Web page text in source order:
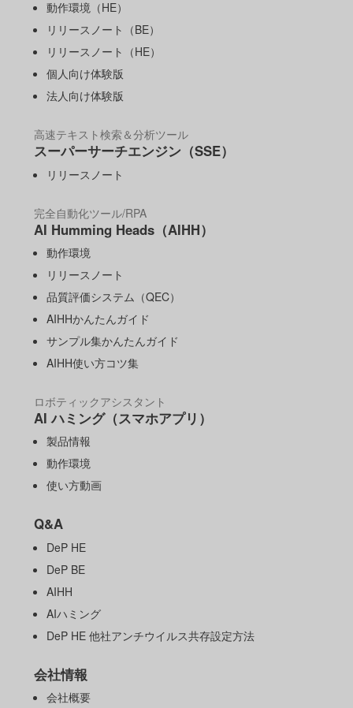
動作環境（HE）
リリースノート（BE）
リリースノート（HE）
個人向け体験版
法人向け体験版
高速テキスト検索＆分析ツール
スーパーサーチエンジン（SSE）
リリースノート
完全自動化ツール/RPA
AI Humming Heads（AIHH）
動作環境
リリースノート
品質評価システム（QEC）
AIHHかんたんガイド
サンプル集かんたんガイド
AIHH使い方コツ集
ロボティックアシスタント
AI ハミング（スマホアプリ）
製品情報
動作環境
使い方動画
Q&A
DeP HE
DeP BE
AIHH
AIハミング
DeP HE 他社アンチウイルス共存設定方法
会社情報
会社概要